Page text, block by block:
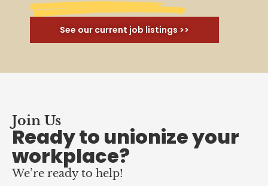
workplace?
We’re ready to help!